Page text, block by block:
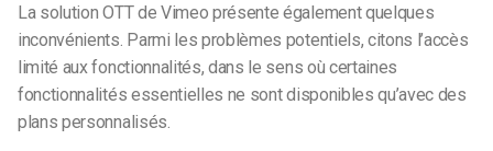
La solution OTT de Vimeo présente également quelques
inconvénients. Parmi les problèmes potentiels, citons l’accès
limité aux fonctionnalités, dans le sens où certaines
fonctionnalités essentielles ne sont disponibles qu’avec des
plans personnalisés.